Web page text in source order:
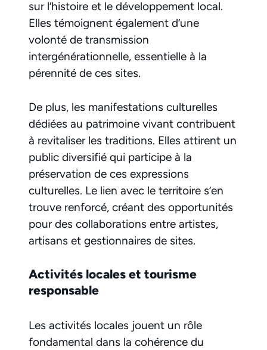
sur l’histoire et le développement local.
Elles témoignent également d’une
volonté de transmission
intergénérationnelle, essentielle à la
pérennité de ces sites.
De plus, les manifestations culturelles
dédiées au patrimoine vivant contribuent
à revitaliser les traditions. Elles attirent un
public diversifié qui participe à la
préservation de ces expressions
culturelles. Le lien avec le territoire s’en
trouve renforcé, créant des opportunités
pour des collaborations entre artistes,
artisans et gestionnaires de sites.
Activités locales et tourisme
responsable
Les activités locales jouent un rôle
fondamental dans la cohérence du